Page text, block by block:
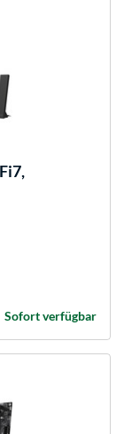
Sofort verfügbar